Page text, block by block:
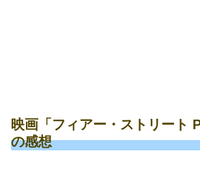
映画「フィアー・ストリート
の感想